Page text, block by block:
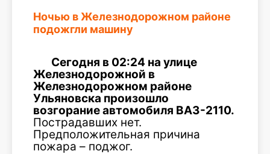
Ночью в Железнодорожном районе
подожгли машину
Сегодня в 02:24 на улице
Железнодорожной в
Железнодорожном районе
Ульяновска произошло
возгорание автомобиля ВАЗ-2110.
Пострадавших нет.
Предположительная причина
пожара – поджог.